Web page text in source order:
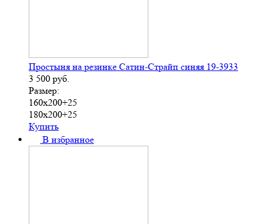
Простыня на резинке Сатин-Страйп синяя 19-3933
3 500 руб.
Размер:
160х200+25
180х200+25
Купить
В избранное